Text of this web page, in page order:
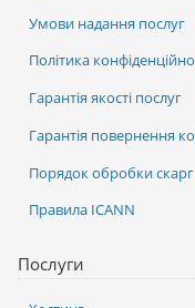
Послуги
Умови надання послуг
Політика
Гарантія якості послуг
Гарантія повернення
Порядок обробки скарг
Правила ICANN